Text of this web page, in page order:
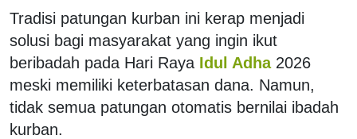
Tradisi patungan kurban ini kerap menjadi
solusi bagi masyarakat yang ingin ikut
beribadah pada Hari Raya Idul Adha 2026
meski memiliki keterbatasan dana. Namun,
tidak semua patungan otomatis bernilai ibadah
kurban.